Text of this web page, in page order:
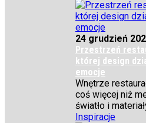
24 grudzień
Przestrzeń
której design
emocje
Wnętrze
coś więcej niż
światło i
Inspiracje